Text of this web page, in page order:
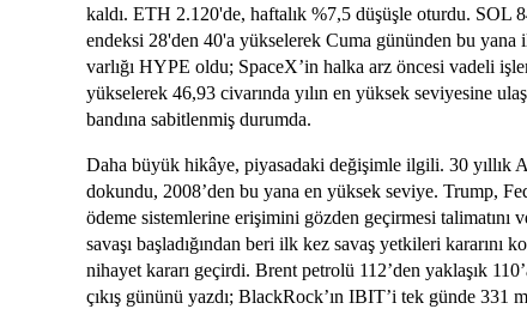
kaldı. ETH 2.120'de, haftalık %7,5 düşüşle oturdu.
endeksi 28'den 40'a yükselerek Cuma gününden bu yana
varlığı HYPE oldu; SpaceX’in halka arz öncesi vadeli
yükselerek 46,93 civarında yılın en yüksek seviyesine
bandına sabitlenmiş durumda.
Daha büyük hikâye, piyasadaki değişimle ilgili. 30 yıllık
dokundu, 2008’den bu yana en yüksek seviye. Trump,
ödeme sistemlerine erişimini gözden geçirmesi talimatını
savaşı başladığından beri ilk kez savaş yetkileri kararını
nihayet kararı geçirdi. Brent petrolü 112’den yaklaşık
çıkış gününü yazdı; BlackRock’ın IBIT’i tek günde 331